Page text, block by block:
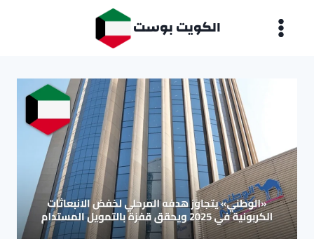
الكويت بوست